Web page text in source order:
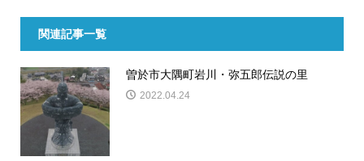
関連記事一覧
曽於市大隅町岩川・弥五郎伝説の里
2022.04.24